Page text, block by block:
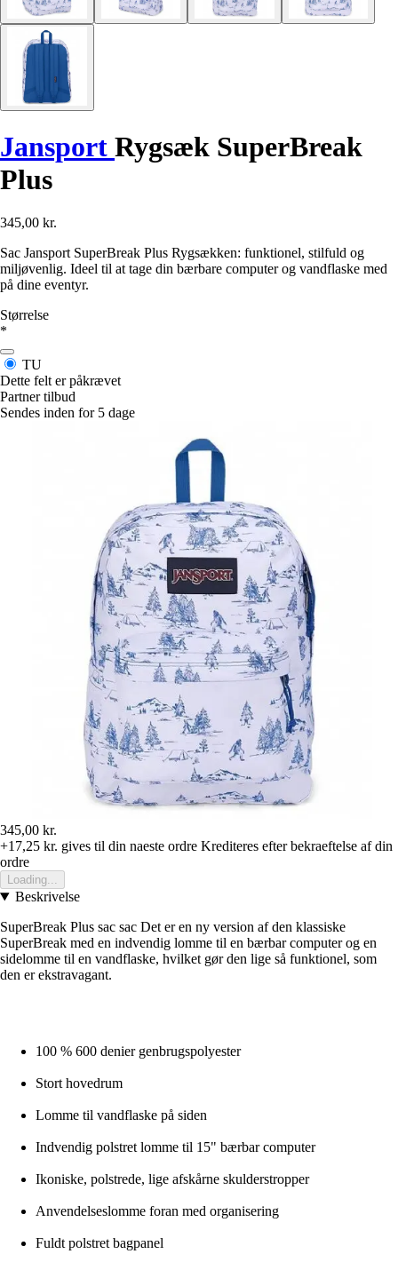
Jansport Rygsæk SuperBreak
Plus
345,00 kr.
Sac Jansport SuperBreak Plus Rygsækken: funktionel, stilfuld og
miljøvenlig. Ideel til at tage din bærbare computer og vandflaske med
på dine eventyr.
Størrelse
*
TU
Dette felt er påkrævet
Partner tilbud
Sendes inden for 5 dage
345,00 kr.
+17,25 kr. gives til din naeste ordre Krediteres efter bekraeftelse af din
ordre
Loading...
Beskrivelse
SuperBreak Plus sac sac Det er en ny version af den klassiske
SuperBreak med en indvendig lomme til en bærbar computer og en
sidelomme til en vandflaske, hvilket gør den lige så funktionel, som
den er ekstravagant.
100 % 600 denier genbrugspolyester
Stort hovedrum
Lomme til vandflaske på siden
Indvendig polstret lomme til 15" bærbar computer
Ikoniske, polstrede, lige afskårne skulderstropper
Anvendelseslomme foran med organisering
Fuldt polstret bagpanel